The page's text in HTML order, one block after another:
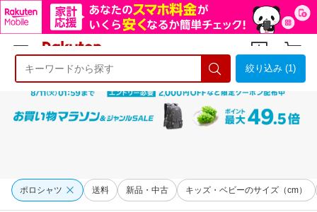
ようこそ 楽天市場へ ログイン
絞り込み (1)
ポロシャツ 送料 新品・中古 キッズ・ベビーのサイズ（cm）